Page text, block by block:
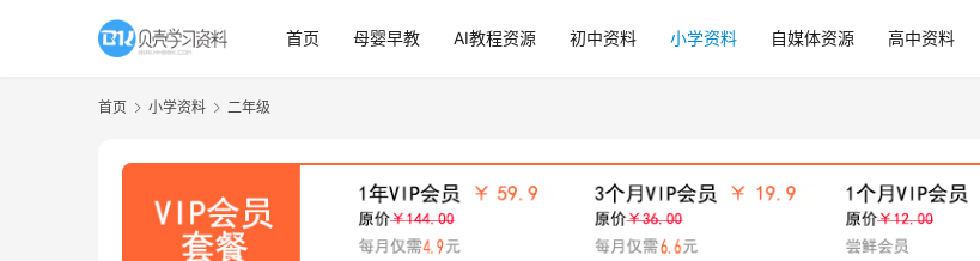
首页 母婴早教 AI教程资源 初中资料 小学资料 自媒体资源 高中资料
首页 小学资料 二年级